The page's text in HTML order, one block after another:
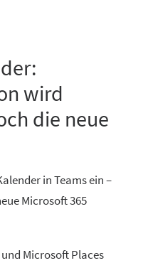
wird
die neue
in Teams ein –
Microsoft 365
Microsoft Places